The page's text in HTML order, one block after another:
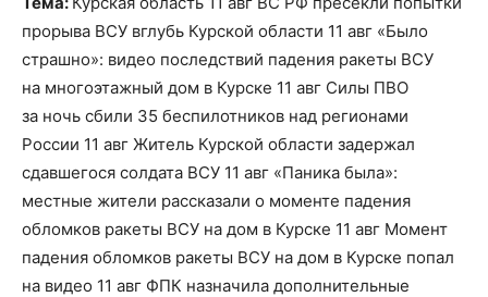
прорыва ВСУ вглубь Курской области 11 авг «Было
страшно»: видео последствий падения ракеты ВСУ
на многоэтажный дом в Курске 11 авг Силы ПВО
за ночь сбили 35 беспилотников над регионами
России 11 авг Житель Курской области задержал
сдавшегося солдата ВСУ 11 авг «Паника была»:
местные жители рассказали о моменте падения
обломков ракеты ВСУ на дом в Курске 11 авг Момент
падения обломков ракеты ВСУ на дом в Курске попал
на видео 11 авг ФПК назначила дополнительные